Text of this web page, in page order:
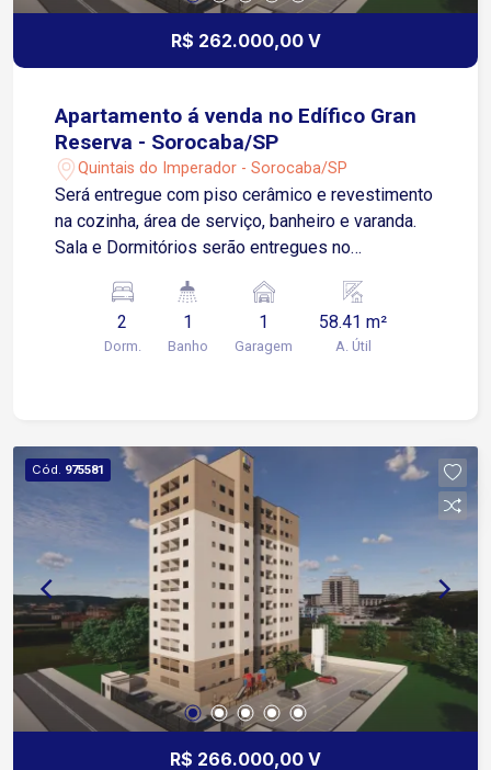
R$ 262.000,00 V
Apartamento á venda no Edífico Gran
Reserva - Sorocaba/SP
Quintais do Imperador - Sorocaba/SP
Será entregue com piso cerâmico e revestimento
na cozinha, área de serviço, banheiro e varanda.
Sala e Dormitórios serão entregues no
Garagem Descoberta e Fixa para um veículo de
pequeno ou médio porte Condomínio: torre única,
2 elevadores, playground, salão de festas.
2
Dorm.
1
Banho
1
Garagem
58.41 m²
A. Útil
Cód. 975581
R$ 266.000,00 V